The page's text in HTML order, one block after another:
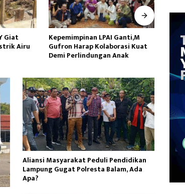
Kuat
Wakasad Tekankan Pentingnya
Komunikasi kepada
Dansatkowil
Aliansi Masyarakat Peduli Pendidikan
Lampung Gugat Polresta Balam, Ada
Apa?